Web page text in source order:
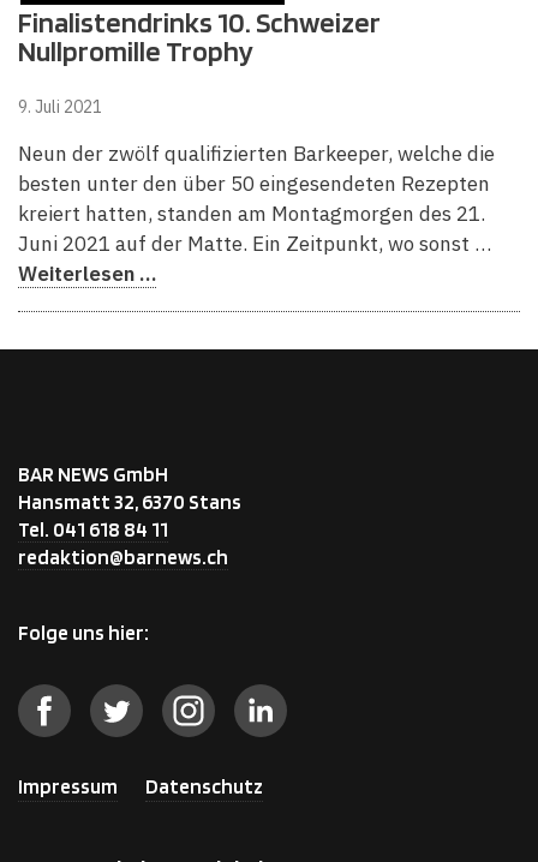
Finalistendrinks 10. Schweizer
Nullpromille Trophy
9. Juli 2021
Neun der zwölf qualifizierten Barkeeper, welche die
besten unter den über 50 eingesendeten Rezepten
kreiert hatten, standen am Montagmorgen des 21.
Juni 2021 auf der Matte. Ein Zeitpunkt, wo sonst …
Weiterlesen …
BAR NEWS GmbH
Hansmatt 32, 6370 Stans
Tel. 041 618 84 11
redaktion@barnews.ch
Folge uns hier:
Impressum Datenschutz